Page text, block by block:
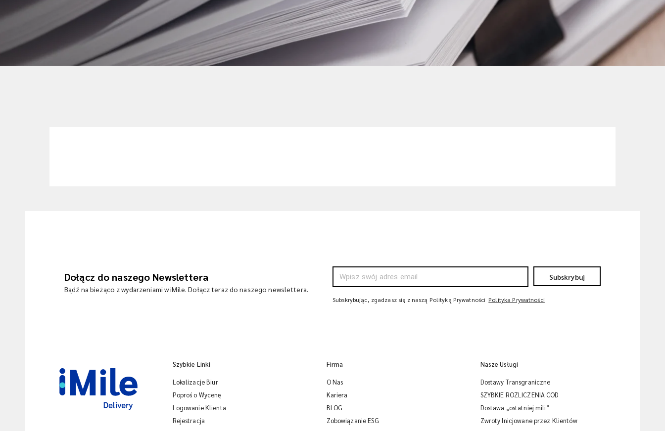
Dołącz do naszego Newslettera
Bądź na bieżąco z wydarzeniami w iMile. Dołącz teraz do naszego newslettera.
Subskrybuj
Subskrybując, zgadzasz się z naszą Polityką Prywatności Polityka Prywatności
Szybkie Linki
Lokalizacje Biur
Poproś o Wycenę
Logowanie Klienta
Rejestracja
Firma
O Nas
Kariera
BLOG
Zobowiązanie ESG
Nasze Usługi
Dostawy Transgraniczne
SZYBKIE ROZLICZENIA COD
Dostawa „ostatniej mili”
Zwroty Inicjowane przez Klientów